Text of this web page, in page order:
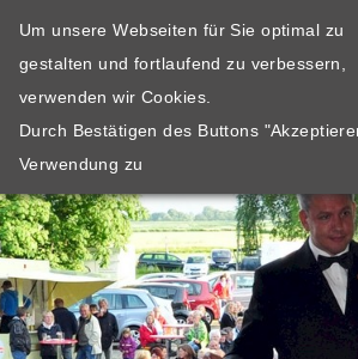
Um unsere Webseiten für Sie optimal zu
gestalten und fortlaufend zu verbessern,
verwenden wir Cookies.
Durch Bestätigen des Buttons
Verwendung zu